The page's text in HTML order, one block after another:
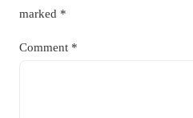
marked *
Comment *